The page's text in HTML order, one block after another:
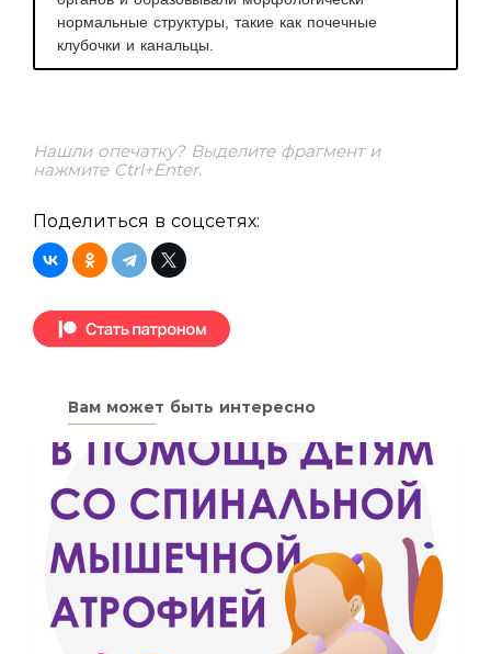
нормальные структуры, такие как почечные
клубочки и канальцы.
Нашли опечатку? Выделите фрагмент и
нажмите Ctrl+Enter.
Поделиться в соцсетях:
Вам может быть интересно